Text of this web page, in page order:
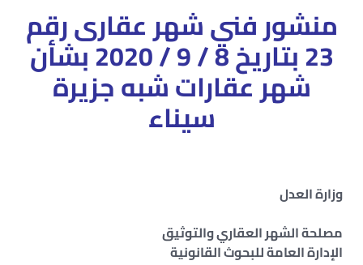
منشور فني شهر عقارى رقم
23 بتاريخ 8 / 9 / 2020 بشأن
شهر عقارات شبه جزيرة
سيناء
وزارة العدل
مصلحة الشهر العقاري والتوثيق
الإدارة العامة للبحوث القانونية